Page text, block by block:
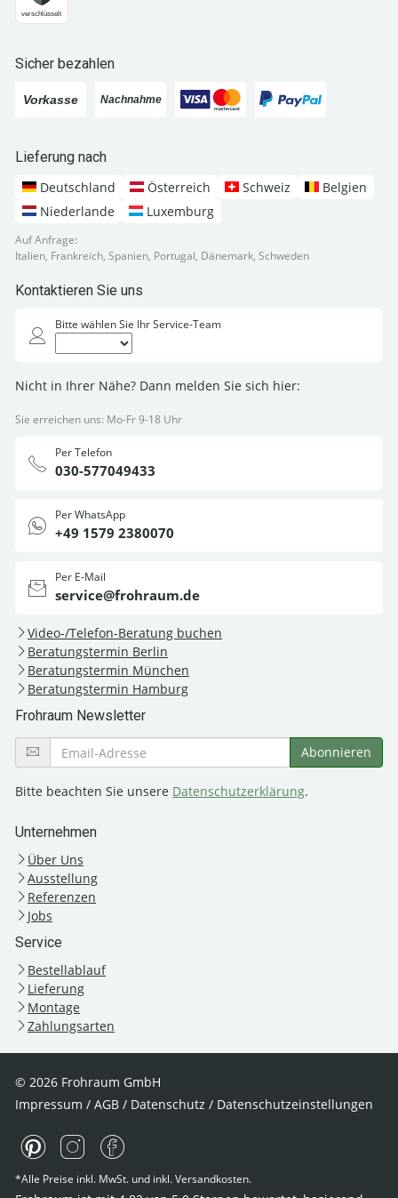
Sicher bezahlen
Lieferung nach
Deutschland
Österreich Schweiz
Belgien
Niederlande
Luxemburg
Auf Anfrage:
Italien, Frankreich, Spanien, Portugal, Dänemark, Schweden
Kontaktieren Sie uns
Bitte wählen Sie Ihr Service-Team
Nicht in Ihrer Nähe? Dann melden Sie sich hier:
Sie erreichen uns: Mo-Fr 9-18 Uhr
Per Telefon
030-577049433
Per WhatsApp
+49 1579 2380070
Per E-Mail
service@frohraum.de
Video-/Telefon-Beratung buchen
Beratungstermin Berlin
Beratungstermin München
Beratungstermin Hamburg
Frohraum Newsletter
Bitte beachten Sie unsere Datenschutzerklärung.
Unternehmen
Über Uns
Ausstellung
Referenzen
Jobs
Service
Bestellablauf
Lieferung
Montage
Zahlungsarten
© 2026 Frohraum GmbH
Impressum / AGB / Datenschutz / Datenschutzeinstellungen
*Alle Preise inkl. MwSt. und inkl. Versandkosten.